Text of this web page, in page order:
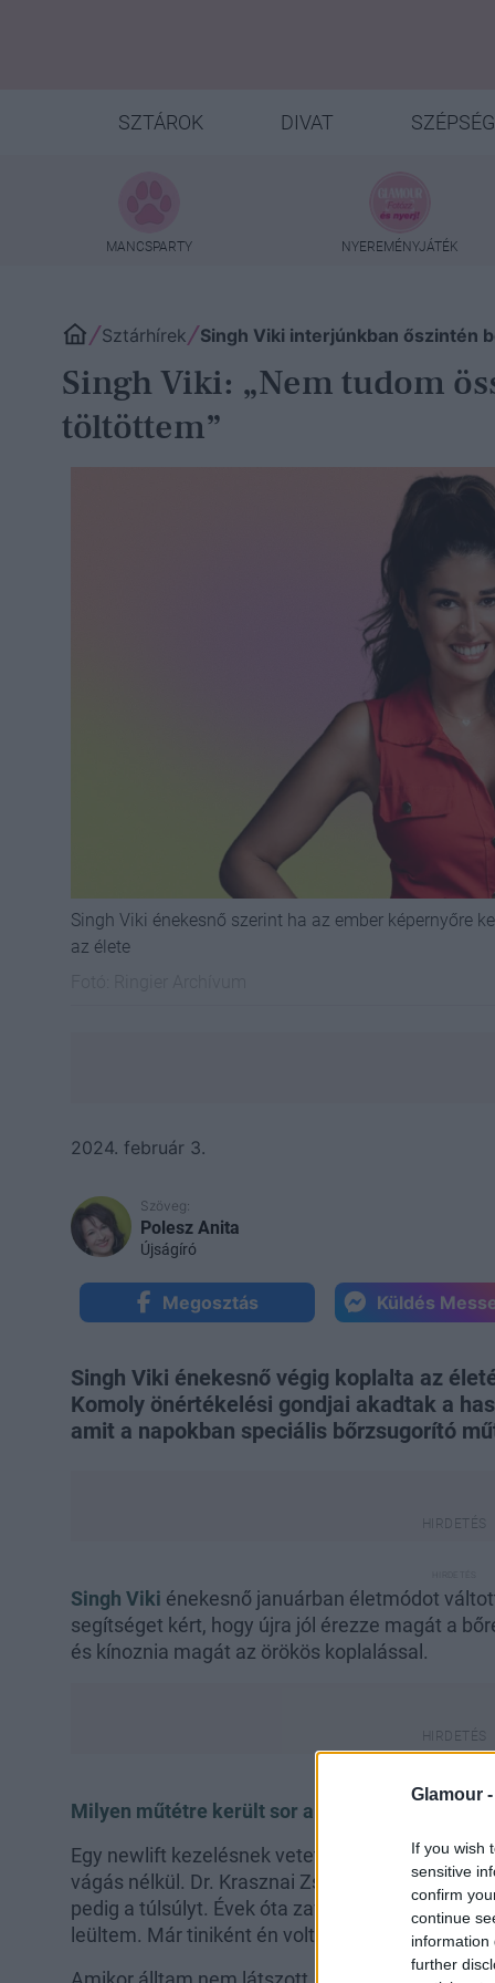
Glamour -
If you wish
sensitive
confirm
continue
information
further
SZTÁROK DIVAT SZÉPSÉG
MANCSPARTY NYEREMÉNYJÁTÉK
Sztárhírek Singh Viki interjúnkban őszintén
Singh Viki: „Nem tudom
töltöttem”
Singh Viki énekesnő szerint ha az ember képernyőre
az élete
2024. február 3.
Szöveg:
Polesz Anita
Újságíró
Megosztás Küldés
Singh Viki énekesnő végig koplalta az
Komoly önértékelési gondjai akadtak a
amit a napokban speciális bőrzsugorító
Singh Viki énekesnő januárban életmódot
segítséget kért, hogy újra jól érezze magát a
és kínoznia magát az örökös koplalással.
Milyen műtétre került sor a napokban?
Egy newlift kezelésnek vetettem alá magam,
vágás nélkül. Dr. Krasznai Zsolt plasztikai
pedig a túlsúlyt. Évek óta zavart, hogy a
leültem. Már tiniként én voltam a háromhasú